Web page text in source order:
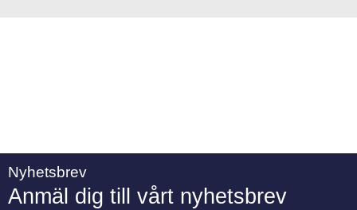
Nyhetsbrev
Anmäl dig till vårt nyhetsbrev